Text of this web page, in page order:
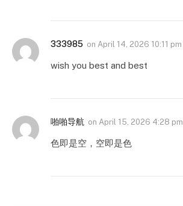
333985 on April 14, 2026 10:11 pm
wish you best and best
啪啪导航 on April 15, 2026 4:28 pm
色即是空，空即是色